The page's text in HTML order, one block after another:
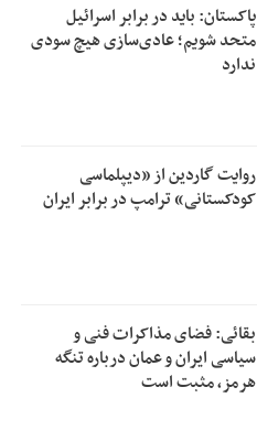
پاکستان: باید در برابر اسرائیل
متحد شویم؛ عادی‌سازی هیچ سودی
ندارد
روایت گاردین از «دیپلماسی
کودکستانی» ترامپ در برابر ایران
بقائی: فضای مذاکرات فنی و
سیاسی ایران و عمان درباره تنگه
هرمز، مثبت است